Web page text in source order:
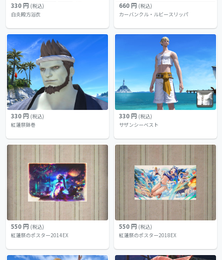
330 円 (税込)
白炎殿方浴衣
660 円 (税込)
カーバンクル・ルビースリッパ
330 円 (税込)
紅蓮祭鉢巻
330 円 (税込)
サザンシーベスト
550 円 (税込)
紅蓮祭のポスター2014EX
550 円 (税込)
紅蓮祭のポスター2018EX